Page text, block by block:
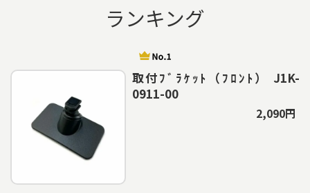
ランキング
取付ﾌﾞﾗｹｯﾄ（ﾌﾛﾝﾄ） J1K-
0911-00
2,090円